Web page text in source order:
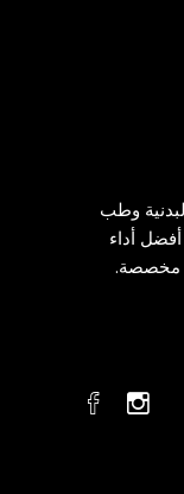
وطب
أداء
مخصصة.